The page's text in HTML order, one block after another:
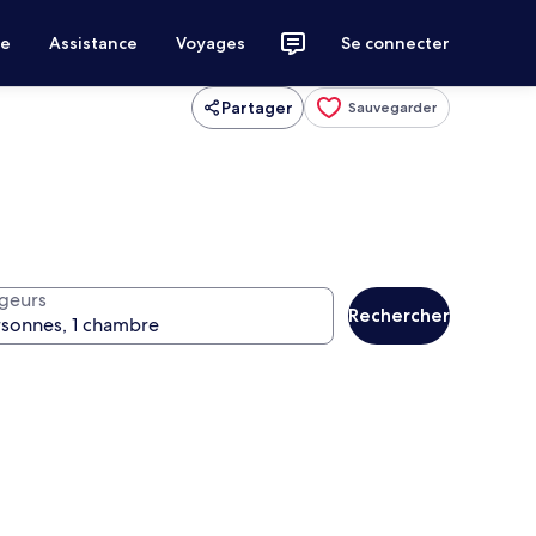
Assistance Voyages Se connecter
Partager Sauvegarder
Rechercher